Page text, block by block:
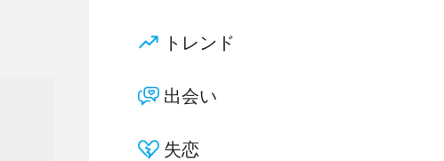
トレンド
出会い
失恋